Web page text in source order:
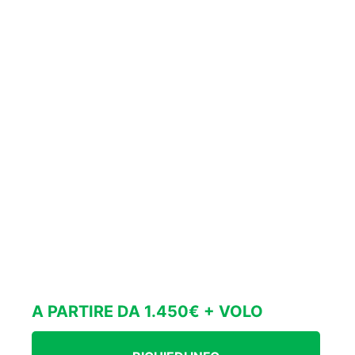
A PARTIRE DA 1.450€ + VOLO